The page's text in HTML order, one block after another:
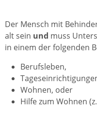
Der Mensch mit
alt sein und muss
in einem der folgenden
Berufsleben,
Wohnen, oder
Hilfe zum Wohnen